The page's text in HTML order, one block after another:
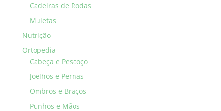
Cadeiras de Rodas
Muletas
Nutrição
Ortopedia
Cabeça e Pescoço
Joelhos e Pernas
Ombros e Braços
Punhos e Mãos